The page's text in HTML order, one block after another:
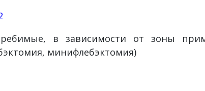
в зависимости от зоны
минифлебэктомия)